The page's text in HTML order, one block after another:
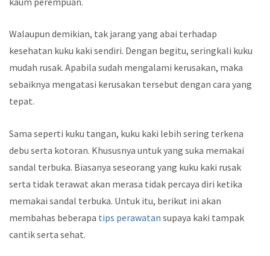
Walaupun demikian, tak jarang yang abai terhadap
kesehatan kuku kaki sendiri. Dengan begitu, seringkali kuku
mudah rusak. Apabila sudah mengalami kerusakan, maka
sebaiknya mengatasi kerusakan tersebut dengan cara yang
tepat.
Sama seperti kuku tangan, kuku kaki lebih sering terkena
debu serta kotoran. Khususnya untuk yang suka memakai
sandal terbuka. Biasanya seseorang yang kuku kaki rusak
serta tidak terawat akan merasa tidak percaya diri ketika
memakai sandal terbuka. Untuk itu, berikut ini akan
membahas beberapa tips perawatan supaya kaki tampak
cantik serta sehat.